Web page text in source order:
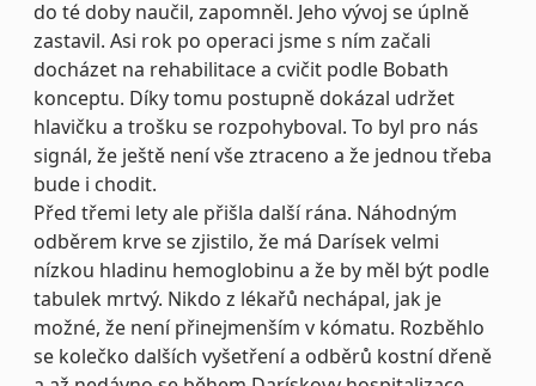
do té doby naučil, zapomněl. Jeho vývoj se úplně
zastavil. Asi rok po operaci jsme s ním začali
docházet na rehabilitace a cvičit podle Bobath
konceptu. Díky tomu postupně dokázal udržet
hlavičku a trošku se rozpohyboval. To byl pro nás
signál, že ještě není vše ztraceno a že jednou třeba
bude i chodit.
Před třemi lety ale přišla další rána. Náhodným
odběrem krve se zjistilo, že má Darísek velmi
nízkou hladinu hemoglobinu a že by měl být podle
tabulek mrtvý. Nikdo z lékařů nechápal, jak je
možné, že není přinejmenším v kómatu. Rozběhlo
se kolečko dalších vyšetření a odběrů kostní dřeně